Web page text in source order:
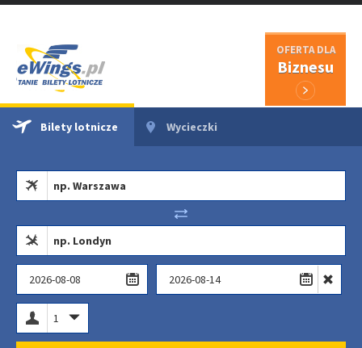
OFERTA DLA
Biznesu
Bilety lotnicze Wycieczki